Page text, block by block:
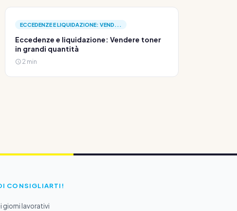
ECCEDENZE E LIQUIDAZIONE: VEND...
Eccedenze e liquidazione: Vendere toner
in grandi quantità
2 min
CONSIGLIARTI!
giorni lavorativi